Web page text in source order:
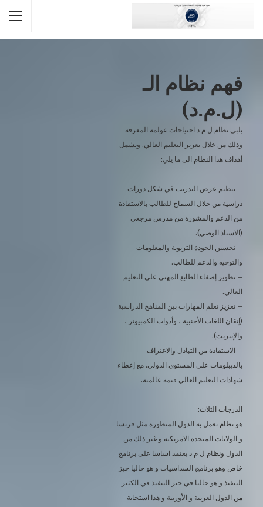
فهم نظام الـ
(ل.م.د)
يلبي نظام ل م د احتياجات عولمة المعرفة
وذلك من خلال تعزيز التعليم العالي. ويشمل
أهداف هذا النظام الى ما يلي:
– تنظيم عرض التدريب في شكل دورات
دراسية من خلال السماح للطالب بالاستفادة
من الدعم والمشورة من مدرس مرجعي
(الاستاذ الوصي).
– تحسين الجودة التربوية والمعلومات
والتوجيه والدعم للطالب.
– تطوير إضفاء الطابع المهني على التعليم
العالي.
– تعزيز تعلم المهارات بين المناهج الدراسية
(إتقان اللغات الأجنبية ، وأدوات الكمبيوتر ،
والإنترنت).
– الاستفادة من التبادل والاعتراف
بالديبلومات على المستوى الدولي. مع إعطاء
شهادات التعليم العالي قيمة عالمية.
الدرجات الثلاث:
هو نظام تعمل به الدول المتطورة مثل فرنسا
و الولايات المتحدة الامريكية و غير ذلك من
الدول ونظام ل م د يعتمد اساسا على برنامج
خاص وهو برنامج السداسيات و هو حاليا حيز
التنفيذ و هو حاليا في حيز التنفيذ في الكثير
من الدول العربية و الأوربية و هذا استجابة